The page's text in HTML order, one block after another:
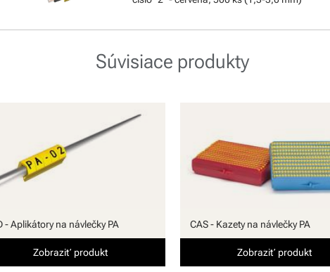
Súvisiace produkty
- Aplikátory na návlečky PA
Zobraziť produkt
CAS - Kazety na návlečky PA
Zobraziť produkt